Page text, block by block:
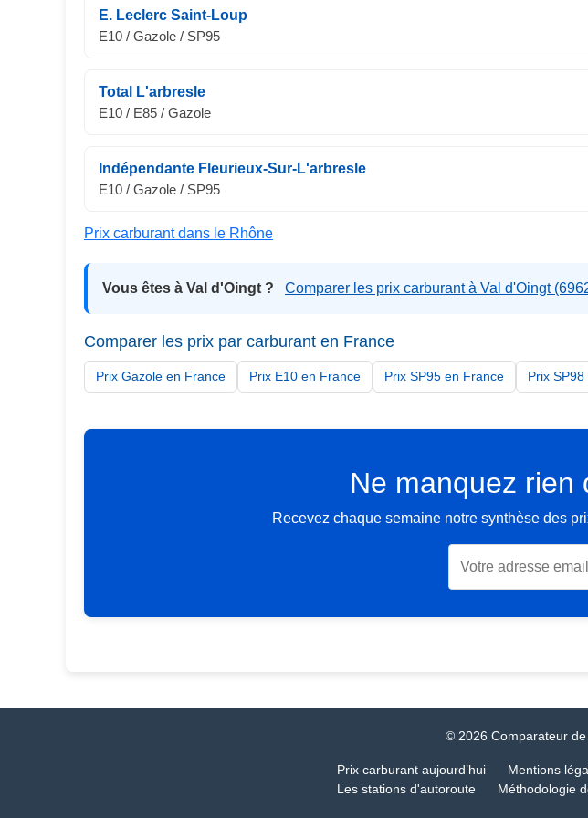
E. Leclerc Saint-Loup
E10 / Gazole / SP95
Total L'arbresle
E10 / E85 / Gazole
Indépendante Fleurieux-Sur-L'arbresle
E10 / Gazole / SP95
Prix carburant dans le Rhône
Vous êtes à Val d'Oingt ? Comparer les prix carburant à Val d'Oingt
Comparer les prix par carburant en France
Prix Gazole en France Prix E10 en France Prix SP95 en France Prix
Ne manquez rien
Recevez chaque semaine notre synthèse des
© 2026 Comparateur
Prix carburant aujourd’hui Mentions
Les stations d'autoroute
Méthodologie